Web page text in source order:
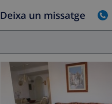
Deixa un missatge